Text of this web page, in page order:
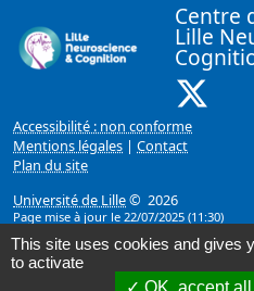
Centre
Lille
Accessibilité : non conforme
Mentions légales | Contact
Plan du site
Université de Lille© 2026
Page mise à jour le 22/07/2025 (11:30)
This site uses cookies and gives
to activate
OK, accept all